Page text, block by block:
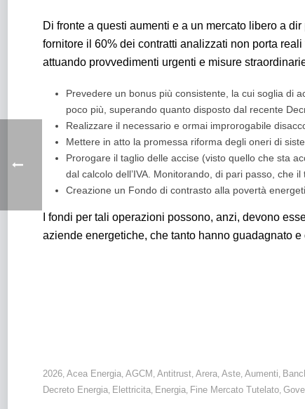
Di fronte a questi aumenti e a un mercato libero a
fornitore il 60% dei contratti analizzati non porta
attuando provvedimenti urgenti e misure
Prevedere un bonus più consistente, la cui soglia di
poco più, superando quanto disposto dal recente
Realizzare il necessario e ormai improrogabile
Mettere in atto la promessa riforma degli oneri di
Prorogare il taglio delle accise (visto quello che sta
dal calcolo dell’IVA. Monitorando, di pari passo, che
Creazione un Fondo di contrasto alla povertà
I fondi per tali operazioni possono, anzi, devono
aziende energetiche, che tanto hanno guadagnato
2026, Acea Energia, AGCM , Antitrust, Arera, Aste, Aumenti,
Decreto Energia, Elettricita, Energia, Fine Mercato Tutelato,